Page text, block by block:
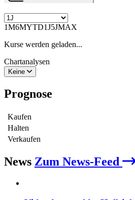
1M6MYTD1J5JMAX
Kurse werden geladen...
Chartanalysen
Keine
Prognose
Kaufen
Halten
Verkaufen
News Zum News-Feed